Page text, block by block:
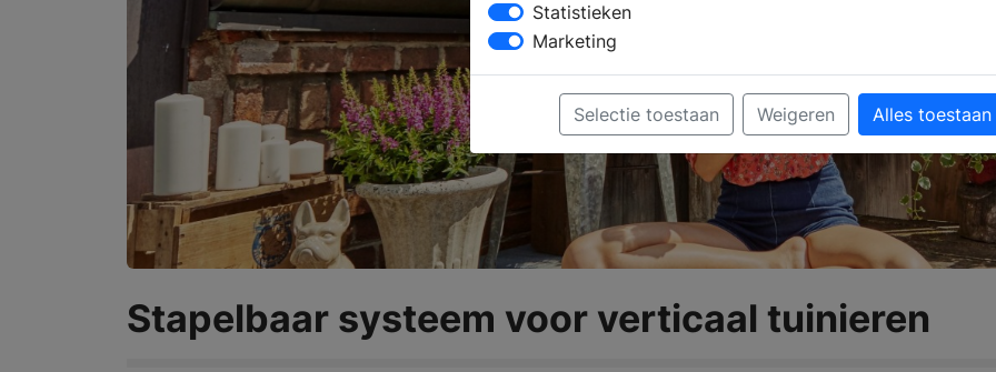
Stapelbaar systeem voor verticaal tuinieren
Statistieken
Marketing
Selectie toestaan Weigeren Alles toestaan